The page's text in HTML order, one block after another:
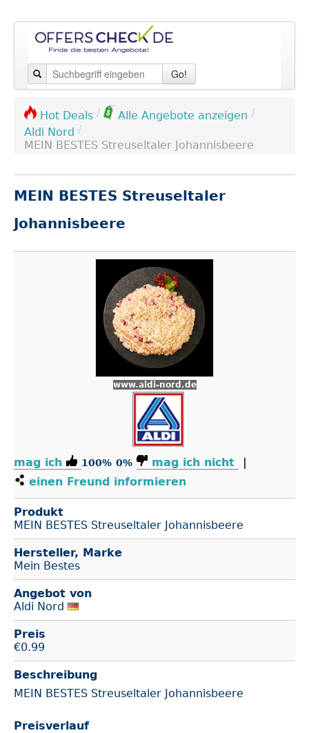
Go!
Hot Deals / Alle Angebote anzeigen /
Aldi Nord /
MEIN BESTES Streuseltaler Johannisbeere
MEIN BESTES Streuseltaler
Johannisbeere
www.aldi-nord.de
mag ich 100% 0% mag ich nicht
|
einen Freund informieren
Produkt
MEIN BESTES Streuseltaler Johannisbeere
Hersteller, Marke
Mein Bestes
Angebot von
Aldi Nord
Preis
€0.99
Beschreibung
MEIN BESTES Streuseltaler Johannisbeere
Preisverlauf